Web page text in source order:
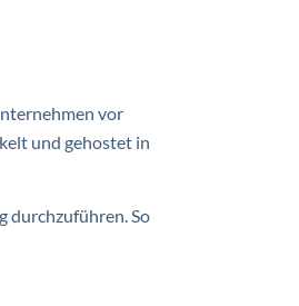
vor
und gehostet in
durchzuführen. So